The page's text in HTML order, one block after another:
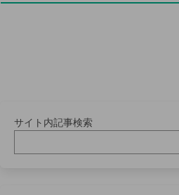
サイト内記事検索